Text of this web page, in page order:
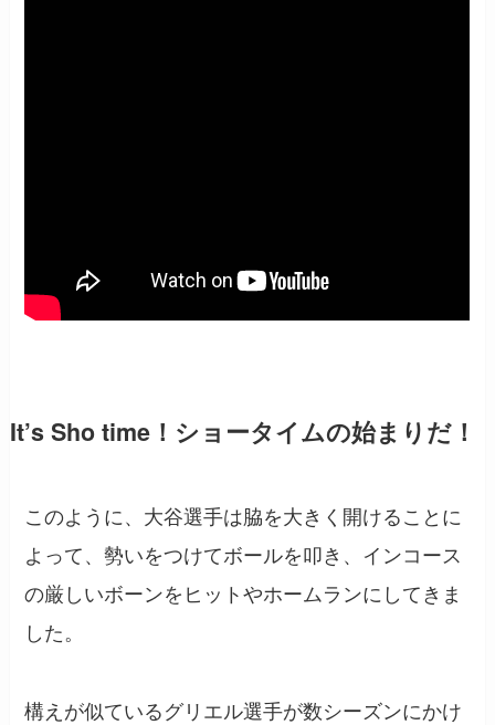
It’s Sho time！ショータイムの始まりだ！
このように、大谷選手は脇を大きく開けることに
よって、勢いをつけてボールを叩き、インコース
の厳しいボーンをヒットやホームランにしてきま
した。
構えが似ているグリエル選手が数シーズンにかけ